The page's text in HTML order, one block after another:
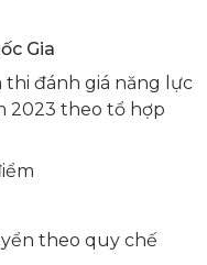
Gia
đánh giá năng lực
2023 theo tổ hợp
theo quy chế